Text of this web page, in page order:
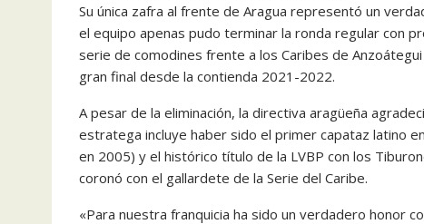
Su única zafra al frente de Aragua representó un
el equipo apenas pudo terminar la ronda regular con
serie de comodines frente a los Caribes de
gran final desde la contienda 2021-2022.
A pesar de la eliminación, la directiva aragüeña
estratega incluye haber sido el primer capataz latino
en 2005) y el histórico título de la LVBP con los
coronó con el gallardete de la Serie del Caribe.
«Para nuestra franquicia ha sido un verdadero honor